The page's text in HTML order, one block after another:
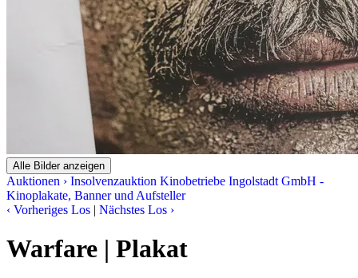
Alle Bilder anzeigen
Auktionen › Insolvenzauktion Kinobetriebe Ingolstadt GmbH -
Kinoplakate, Banner und Aufsteller
‹ Vorheriges Los | Nächstes Los ›
Warfare | Plakat